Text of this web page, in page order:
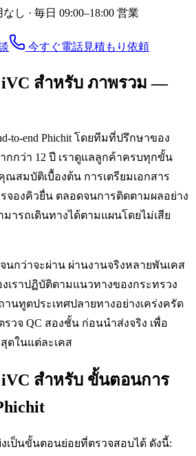
し · 毎日 09:00–18:00 営業
今すぐ電話見積もり依頼
iVC สำหรับ ภาพรวม —
to-end Phichit โดยทีมที่ปรึกษาของ
กว่า 12 ปี เราดูแลลูกค้าครบทุกขั้น
สมบัติเบื้องต้น การเตรียมเอกสาร
จองคิวยื่น ตลอดจนการติดตามผลอย่าง
มารถเดินทางได้ตามแผนโดยไม่เสีย
นกว่าจะผ่าน ผ่านงานจริงหลายพันเคส
เราปฏิบัติตามแนวทางของกระทรวง
านทูตประเทศปลายทางอย่างเคร่งครัด
วจ QC สองชั้น ก่อนนำส่งจริง เพื่อ
ดในแต่ละเคส
สำหรับ ขั้นตอนการ
งเป็นขั้นตอนย่อยที่ตรวจสอบได้ ดังนี้: